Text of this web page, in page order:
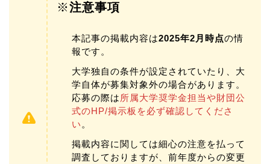
※注意事項
本記事の掲載内容は2025年2月時点の情
報です。
大学独自の条件が設定されていたり、大
学自体が募集対象外の場合があります。
応募の際は 所属大学奨学金担当や財団公
式のHP/掲示板を必ず確認してくださ
い 。
掲載内容に関しては細心の注意を払って
調査しておりますが、前年度からの変更